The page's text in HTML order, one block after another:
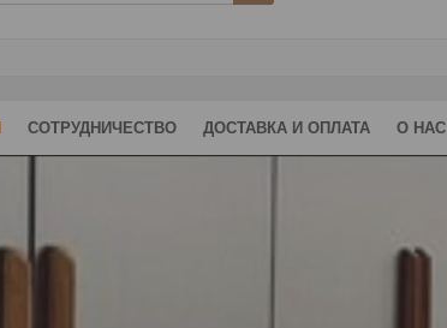
СОТРУДНИЧЕСТВО ДОСТАВКА И ОПЛАТА О НАС